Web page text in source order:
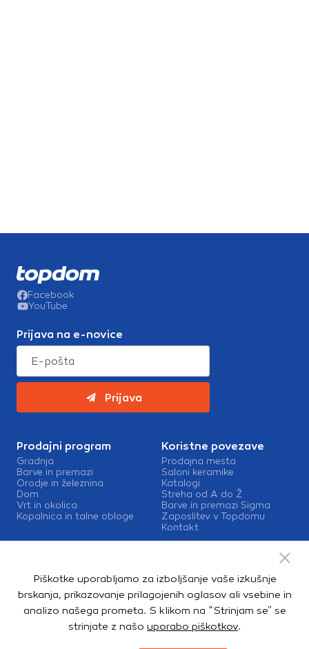
Facebook
YouTube
Prijava na e-novice
Prijava
Prodajni program
Gradnja
Barve in premazi
Orodje in železnina
Dom
Vrt in okolica
Kopalnica in talne obloge
Koristne povezave
Prodajna mesta
Saloni keramike
Katalogi
Streha od A do Ž
Barve in premazi Sigma
Zaposlitev v Topdomu
Kontakt
Mešalnice barv
Dostava
Piškotke uporabljamo za izboljšanje vaše izkušnje
brskanja, prikazovanje prilagojenih oglasov ali vsebine in
analizo našega prometa. S klikom na “Strinjam se” se
strinjate z našo uporabo piškotkov.